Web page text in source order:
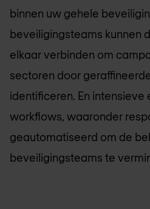
binnen uw gehele
beveiligingsteams kunnen
elkaar verbinden om
sectoren door
identificeren. En intensieve
workflows, waaronder
geautomatiseerd om de
beveiligingsteams te